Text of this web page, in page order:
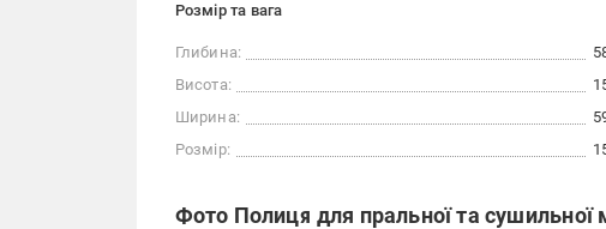
Розмір та вага
Глибина:
Висота:
Ширина:
Розмір:
Фото Полиця для пральної та сушильної